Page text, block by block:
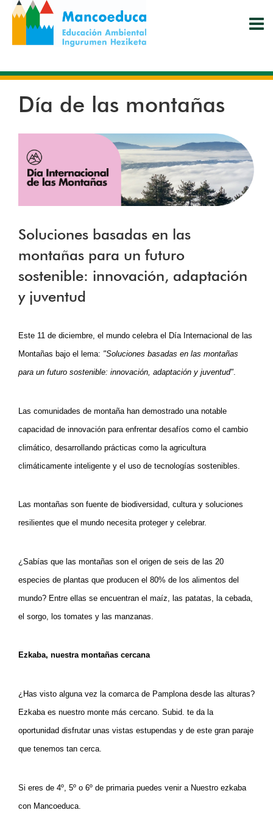
Pasar
contenido
principal
Día de las montañas
Soluciones basadas en las
montañas para un futuro
sostenible: innovación, adaptación
y juventud
Este 11 de diciembre, el mundo celebra el Día Internacional de las
Montañas bajo el lema: "Soluciones basadas en las montañas
para un futuro sostenible: innovación, adaptación y juventud".
Las comunidades de montaña han demostrado una notable
capacidad de innovación para enfrentar desafíos como el cambio
climático, desarrollando prácticas como la agricultura
climáticamente inteligente y el uso de tecnologías sostenibles.
Las montañas son fuente de biodiversidad, cultura y soluciones
resilientes que el mundo necesita proteger y celebrar.
¿Sabías que las montañas son el origen de seis de las 20
especies de plantas que producen el 80% de los alimentos del
mundo? Entre ellas se encuentran el maíz, las patatas, la cebada,
el sorgo, los tomates y las manzanas.
Ezkaba, nuestra montañas cercana
¿Has visto alguna vez la comarca de Pamplona desde las alturas?
Ezkaba es nuestro monte más cercano. Subid. te da la
oportunidad disfrutar unas vistas estupendas y de este gran paraje
que tenemos tan cerca.
Si eres de 4º, 5º o 6º de primaria puedes venir a Nuestro ezkaba
con Mancoeduca.